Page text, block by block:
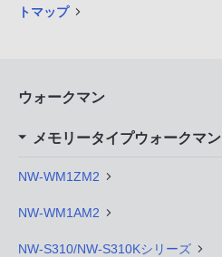
トマップ
ウォークマン
メモリータイプウォークマン
NW-WM1ZM2
NW-WM1AM2
NW-S310/NW-S310Kシリーズ